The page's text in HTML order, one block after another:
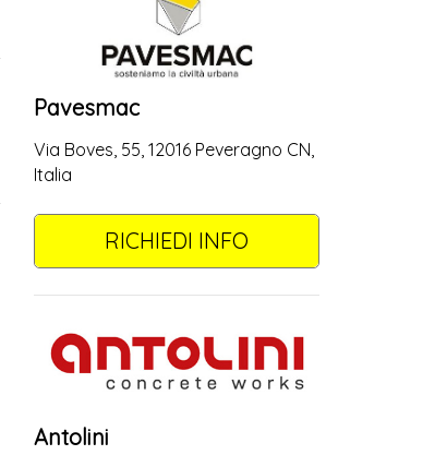
Pavesmac
Via Boves, 55, 12016 Peveragno CN,
Italia
RICHIEDI INFO
Antolini